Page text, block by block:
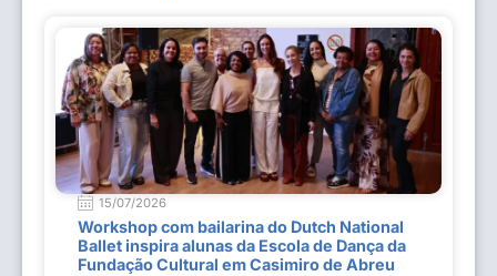
15/07/2026
Workshop com bailarina do Dutch National
Ballet inspira alunas da Escola de Dança da
Fundação Cultural em Casimiro de Abreu